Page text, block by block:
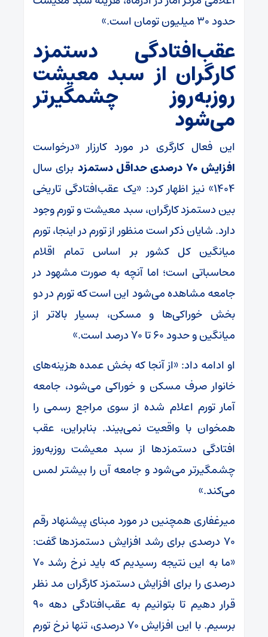
حدود ۳۰ میلیون تومان است.»
عقب‌افتادگی دستمزد
کارگران از سبد معیشت
روزبه‌روز چشمگیرتر
می‌شود
این فعال کارگری در مورد کارزار «درخواست
افزایش ۷۰ درصدی حداقل دستمزد
برای سال
۱۴۰۴» نیز اظهار کرد: «یک عقب‌افتادگی تاریخی
بین دستمزد کارگران، سبد معیشت و تورم وجود
دارد. شایان ذکر است منظور از تورم در اینجا، تورم
میانگین کل کشور بر اساس تمام اقلام
محاسباتی است؛ اما آنچه به صورت مشهود در
جامعه مشاهده می‌شود این است که تورم در دو
بخش خوراکی‌ها و مسکن، بسیار بالاتر از
میانگین و حدود ۶۰ تا ۷۰ درصد است.»
او ادامه داد: «از آنجا که بخش عمده هزینه‌های
خانوار صرف مسکن و خوراکی می‌شود، جامعه
آمار تورم اعلام شده از سوی مراجع رسمی را
همخوان با واقعیت نمی‌بیند. بنابراین، عقب
افتادگی دستمزدها از سبد معیشت روز‌به‌روز
چشمگیرتر می‌شود و جامعه آن را بیشتر لمس
می‌کند.»
میرغفاری همچنین در مورد مبنای پیشنهاد رقم
۷۰ درصدی برای رشد افزایش دستمزدها گفت:
«ما به این نتیجه رسیدیم که باید نرخ رشد ۷۰
درصدی را برای افزایش دستمزد کارگران مد نظر
قرار دهیم تا بتوانیم به عقب‌افتادگی دهه ۹۰
برسیم. با این افزایش ۷۰ درصدی، تنها نرخ تورم